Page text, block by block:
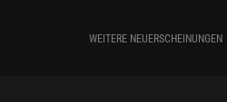
WEITERE NEUERSCHEINUNGEN